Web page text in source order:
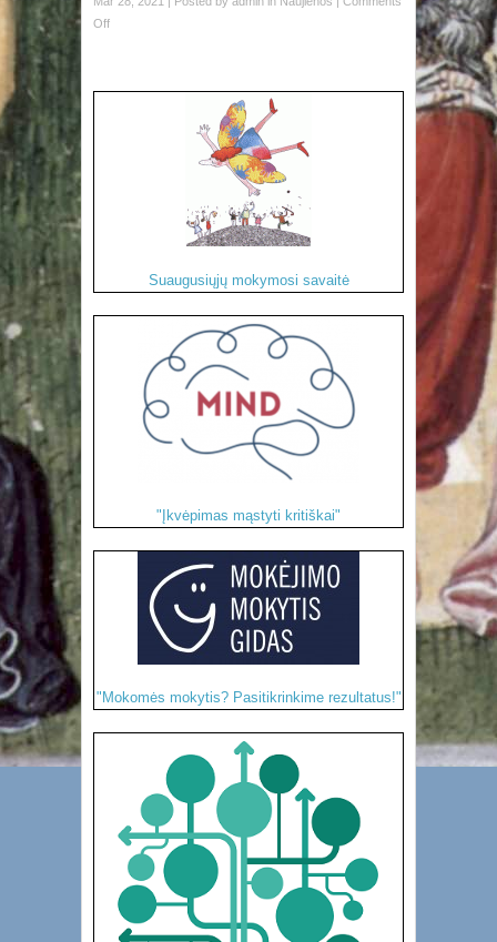
Off
Suaugusiųjų mokymosi savaitė
"Įkvėpimas mąstyti kritiškai"
"Mokomės mokytis? Pasitikrinkime rezultatus!"